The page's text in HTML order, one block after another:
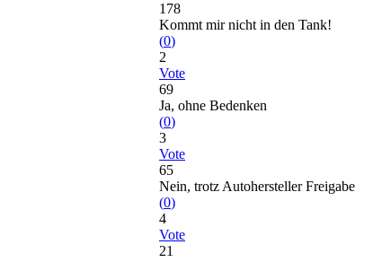
178
Kommt mir nicht in den Tank!
(0)
2
Vote
69
Ja, ohne Bedenken
(0)
3
Vote
65
Nein, trotz Autohersteller Freigabe
(0)
4
Vote
21